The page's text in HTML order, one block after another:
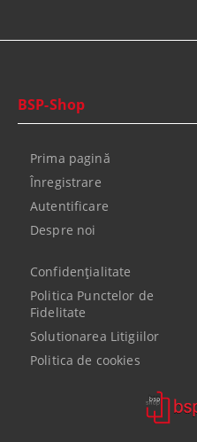
BSP-Shop
Prima pagină
Înregistrare
Autentificare
Despre noi
Confidenţialitate
Politica Punctelor de
Fidelitate
Solutionarea Litigiilor
Politica de cookies